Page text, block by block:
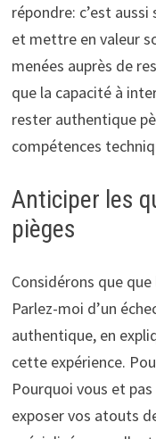
répondre: c’est
et mettre en valeur
menées auprès de
que la capacité à
rester authentique
compétences
Anticiper les
pièges
Considérons que
Parlez-moi d’un
authentique, en
cette expérience.
Pourquoi vous et
exposer vos atouts